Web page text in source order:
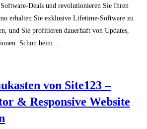
Deals und revolutionieren Sie Ihren
erhalten Sie exklusive Lifetime-Software zu
und Sie profitieren dauerhaft von Updates,
Schon beim…
von Site123 –
& Responsive Website